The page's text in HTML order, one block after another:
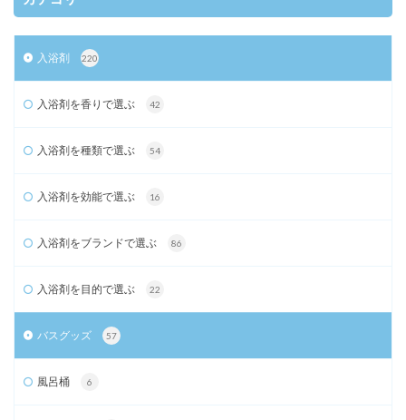
入浴剤 220
入浴剤を香りで選ぶ 42
入浴剤を種類で選ぶ 54
入浴剤を効能で選ぶ 16
入浴剤をブランドで選ぶ 86
入浴剤を目的で選ぶ 22
バスグッズ 57
風呂桶 6